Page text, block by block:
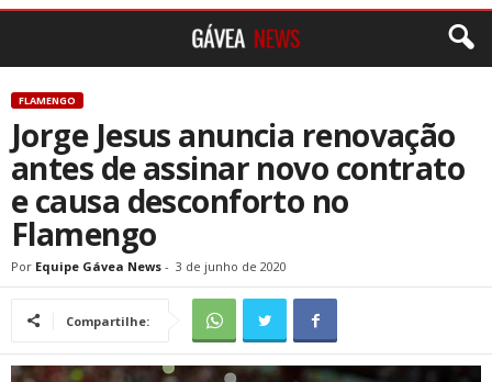
FLAMENGO
Jorge Jesus anuncia renovação
antes de assinar novo contrato
e causa desconforto no
Flamengo
Por Equipe Gávea News - 3 de junho de 2020
Compartilhe: